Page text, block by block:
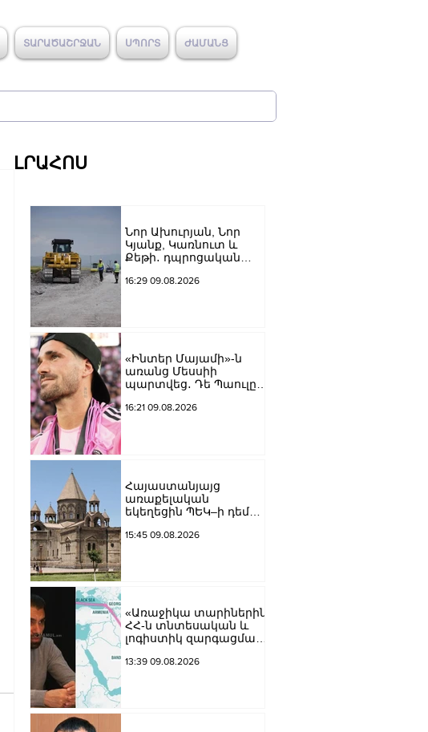
ՏԱՐԱԾԱՇՐՋԱՆ ՍՊՈՐՏ ԺԱՄԱՆՑ
ԼՐԱՀՈՍ
Նոր Ախուրյան, Նոր
Կյանք, Կառնուտ և
Քեթի․ դպրոցական
համար՝ 314 մլն դրամ
16:29 09.08.2026
«Ինտեր Մայամի»-ն
առանց Մեսսիի
պարտվեց․ Դե Պաուլը
արգենտինացուն
16:21 09.08.2026
Հայաստանյայց
առաքելական
եկեղեցին ՊԵԿ–ի դեմ
15:45 09.08.2026
«Առաջիկա տարիներին
ՀՀ-ն տնտեսական և
լոգիստիկ զարգացման
կարողանա լուծել երկու
13:39 09.08.2026